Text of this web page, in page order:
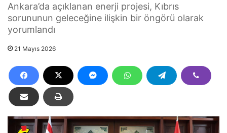
Ankara’da açıklanan enerji projesi, Kıbrıs
sorununun geleceğine ilişkin bir öngörü olarak
yorumlandı
21 Mayıs 2026